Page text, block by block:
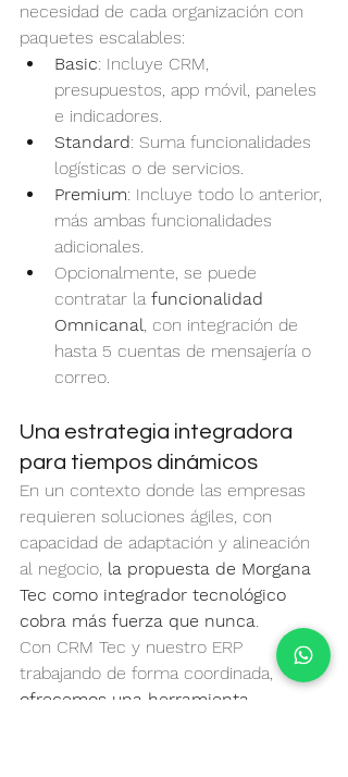
necesidad de cada organización con
paquetes escalables:
Basic: Incluye CRM,
presupuestos, app móvil, paneles
e indicadores.
Standard: Suma funcionalidades
logísticas o de servicios.
Premium: Incluye todo lo anterior,
más ambas funcionalidades
adicionales.
Opcionalmente, se puede
contratar la funcionalidad
Omnicanal, con integración de
hasta 5 cuentas de mensajería o
correo.
Una estrategia integradora
para tiempos dinámicos
En un contexto donde las empresas
requieren soluciones ágiles, con
capacidad de adaptación y alineación
al negocio, la propuesta de Morgana
Tec como integrador tecnológico
cobra más fuerza que nunca.
Con CRM Tec y nuestro ERP
trabajando de forma coordinada,
ofrecemos una herramienta